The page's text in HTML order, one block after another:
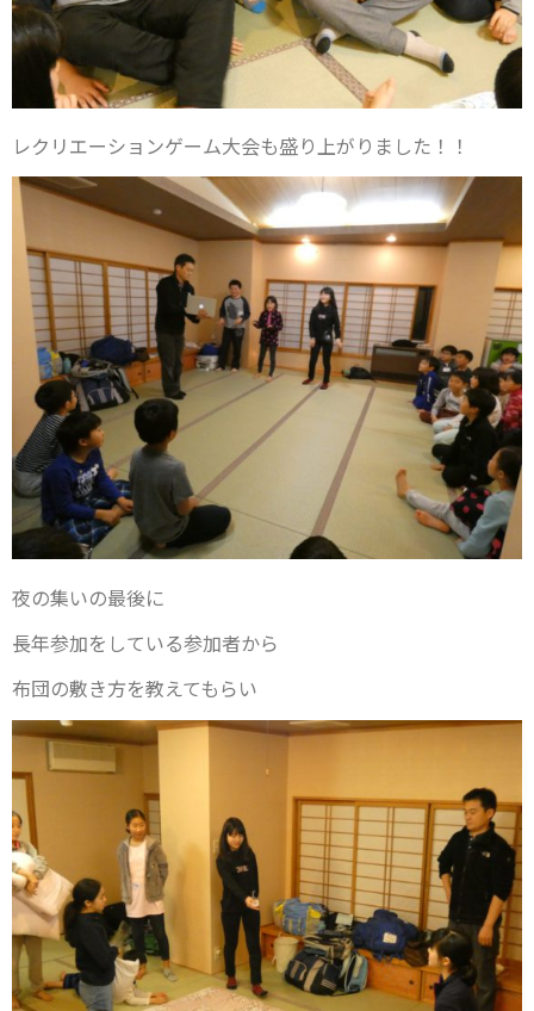
レクリエーションゲーム大会も盛り上がりました！！
夜の集いの最後に
長年参加をしている参加者から
布団の敷き方を教えてもらい